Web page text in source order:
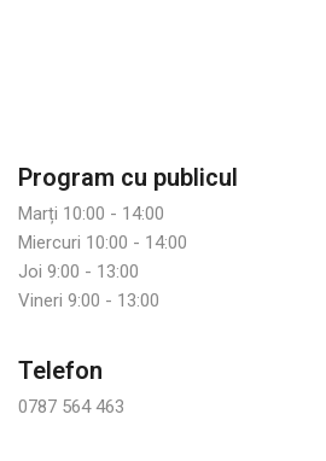
Program cu publicul
Marți 10:00 - 14:00
Miercuri 10:00 - 14:00
Joi 9:00 - 13:00
Vineri 9:00 - 13:00
Telefon
0787 564 463